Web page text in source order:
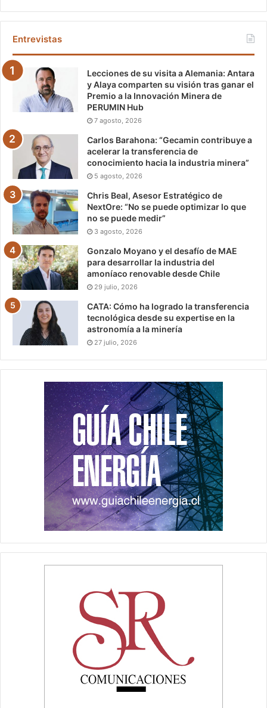
Entrevistas
Lecciones de su visita a Alemania: Antara
y Alaya comparten su visión tras ganar el
Premio a la Innovación Minera de
PERUMIN Hub
7 agosto, 2026
Carlos Barahona: “Gecamin contribuye a
acelerar la transferencia de
conocimiento hacia la industria minera”
5 agosto, 2026
Chris Beal, Asesor Estratégico de
NextOre: “No se puede optimizar lo que
no se puede medir”
3 agosto, 2026
Gonzalo Moyano y el desafío de MAE
para desarrollar la industria del
amoníaco renovable desde Chile
29 julio, 2026
CATA: Cómo ha logrado la transferencia
tecnológica desde su expertise en la
astronomía a la minería
27 julio, 2026